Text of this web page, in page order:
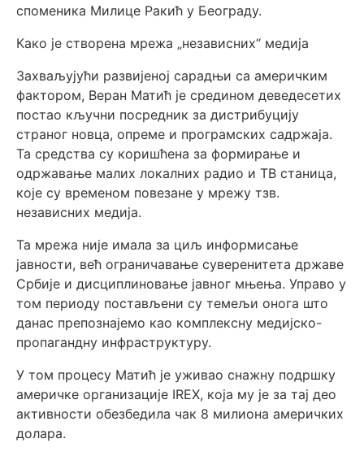
споменика Милице Ракић у Београду.
Како је створена мрежа „независних“ медија
Захваљујући развијеној сарадњи са америчким
фактором, Веран Матић је средином деведесетих
постао кључни посредник за дистрибуцију
страног новца, опреме и програмских садржаја.
Та средства су коришћена за формирање и
одржавање малих локалних радио и ТВ станица,
које су временом повезане у мрежу тзв.
независних медија.
Та мрежа није имала за циљ информисање
јавности, већ ограничавање суверенитета државе
Србије и дисциплиновање јавног мњења. Управо у
том периоду постављени су темељи онога што
данас препознајемо као комплексну медијско-
пропагандну инфраструктуру.
У том процесу Матић је уживао снажну подршку
америчке организације IREX, која му је за тај део
активности обезбедила чак 8 милиона америчких
долара.